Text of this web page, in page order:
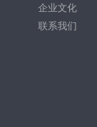
企业文化
联系我们